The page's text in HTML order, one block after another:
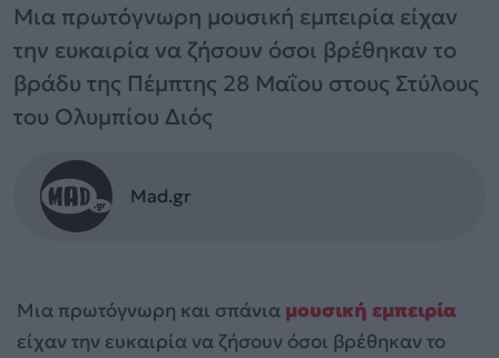
Μια πρωτόγνωρη μουσική εμπειρία είχαν
την ευκαιρία να ζήσουν όσοι βρέθηκαν το
βράδυ της Πέμπτης 28 Μαΐου στους Στύλους
του Ολυμπίου Διός
Mad.gr
Μια πρωτόγνωρη και σπάνια μουσική εμπειρία
είχαν την ευκαιρία να ζήσουν όσοι βρέθηκαν το